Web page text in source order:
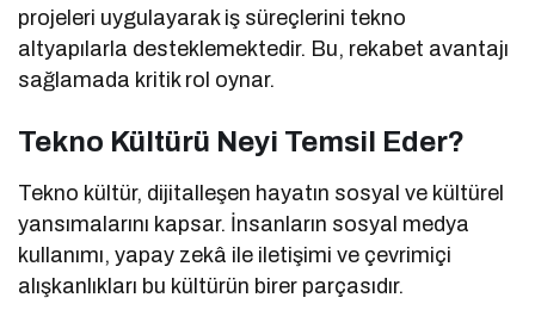
projeleri uygulayarak iş süreçlerini tekno
altyapılarla desteklemektedir. Bu, rekabet avantajı
sağlamada kritik rol oynar.
Tekno Kültürü Neyi Temsil Eder?
Tekno kültür, dijitalleşen hayatın sosyal ve kültürel
yansımalarını kapsar. İnsanların sosyal medya
kullanımı, yapay zekâ ile iletişimi ve çevrimiçi
alışkanlıkları bu kültürün birer parçasıdır.